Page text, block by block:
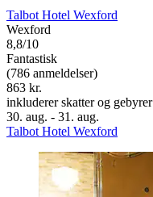
Talbot Hotel Wexford
Wexford
8,8/10
Fantastisk
(786 anmeldelser)
863 kr.
inkluderer skatter og gebyrer
30. aug. - 31. aug.
Talbot Hotel Wexford